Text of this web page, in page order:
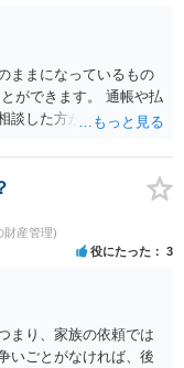
ままになっているもの
ができます。 通帳や払
談した方がよいと思い
財産管理)
役にたった 3
まり、家族の依頼では
いごとがなければ、後